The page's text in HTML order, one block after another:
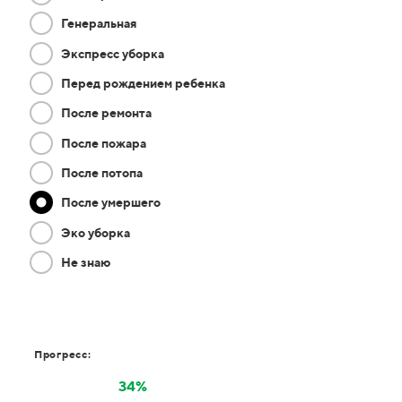
Генеральная
Экспресс уборка
Перед рождением ребенка
После ремонта
После пожара
После потопа
После умершего
Эко уборка
Не знаю
Прогресс:
34%